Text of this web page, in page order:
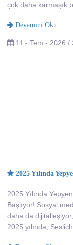
çok daha karmaşık
Devamını Oku
11 - Tem - 2026 /
2025 Yılında
2025 Yılında
Başlıyor! Sosyal
daha da
2025 yılında,